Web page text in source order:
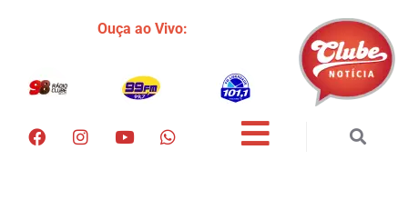
Ouça ao Vivo: